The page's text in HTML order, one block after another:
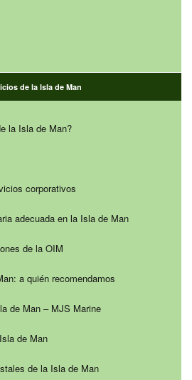
de la Isla de Man
la Isla de Man?
corporativos
adecuada en la Isla de Man
de la OIM
a quién recomendamos
de Man – MJS Marine
de Man
de la Isla de Man